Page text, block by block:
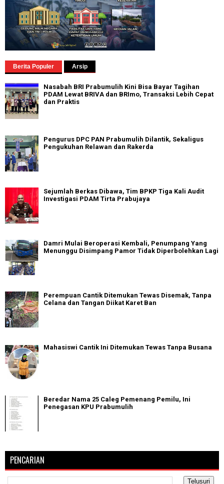
Berita Populer Arsip
Nasabah BRI Prabumulih Kini Bisa Bayar Tagihan
PDAM Lewat BRIVA dan BRImo, Transaksi Lebih Cepat
dan Praktis
Pengurus DPC PAN Prabumulih Dilantik, Sekaligus
Pengukuhan Relawan dan Rakerda
Sejumlah Berkas Dibawa, Tim BPKP Tiga Kali Audit
Investigasi PDAM Tirta Prabujaya
Damri Mulai Beroperasi Kembali, Penumpang Yang
Menunggu Disimpang Pamor Tidak Diperbolehkan Lagi
Perempuan Cantik Ditemukan Tewas Disemak, Tanpa
Celana dan Tangan Diikat Karet Ban
Mahasiswi Cantik Ini Ditemukan Tewas Tanpa Busana
Beredar Nama 25 Caleg Pemenang Pemilu, Ini
Penegasan KPU Prabumulih
PENCARIAN